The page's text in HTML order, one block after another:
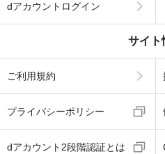
dアカウントログイン
サイト
ご利用規約
プライバシーポリシー
dアカウント2段階認証とは